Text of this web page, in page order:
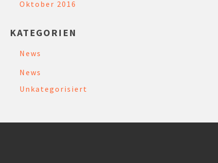
Oktober 2016
KATEGORIEN
News
News
Unkategorisiert